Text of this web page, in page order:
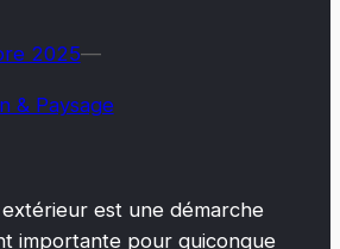
2025—
& Paysage
est une démarche
importante pour quiconque